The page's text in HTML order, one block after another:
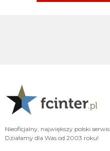
martins2000
Diouf więcej zrobił w 1 meczu jak
Norton bardzo fajnie śmigał Genoi
Nieoficjalny, największy polski
Działamy dla Was od 2003 roku!